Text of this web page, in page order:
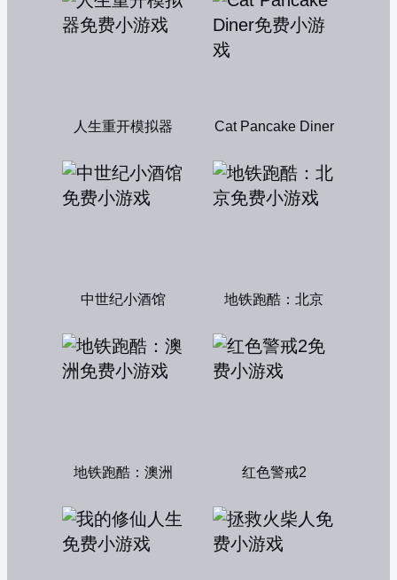
人生重开模拟器 Cat Pancake Diner
中世纪小酒馆 地铁跑酷：北京
地铁跑酷：澳洲 红色警戒2